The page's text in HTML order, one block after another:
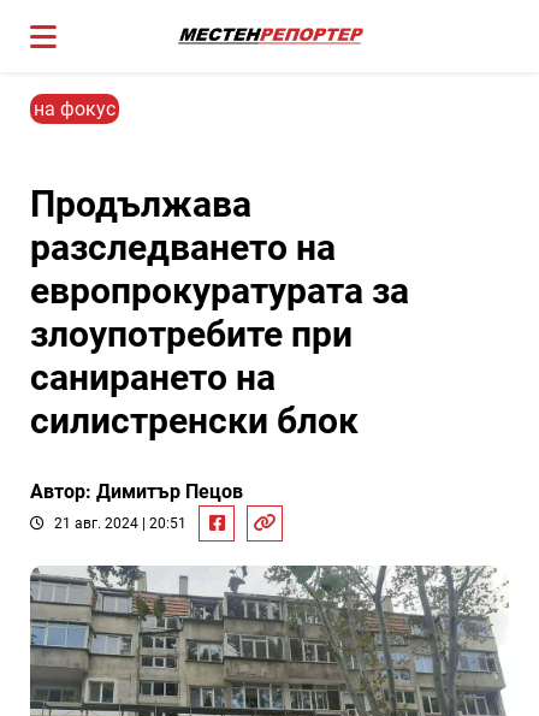
на фокус
Продължава
разследването на
европрокуратурата за
злоупотребите при
санирането на
силистренски блок
Автор: Димитър Пецов
21 авг. 2024 | 20:51